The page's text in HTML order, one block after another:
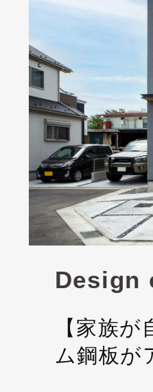
Design
【家族
ム鋼板が